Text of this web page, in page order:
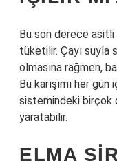
Bu son derece
tüketilir. Çayı suyla
olmasına rağmen,
Bu karışımı her
sistemindeki birçok
yaratabilir.
ELMA